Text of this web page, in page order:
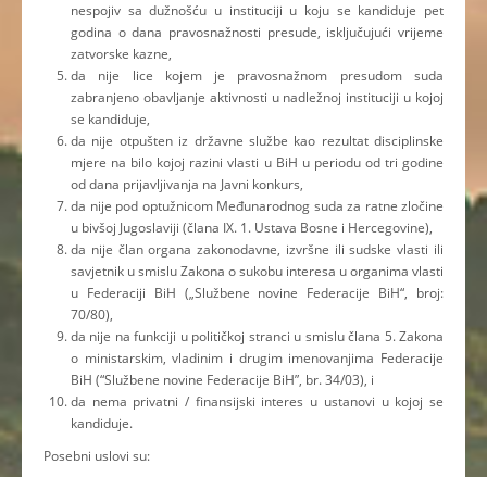
nespojiv sa dužnošću u instituciji u koju se kandiduje pet
godina o dana pravosnažnosti presude, isključujući vrijeme
zatvorske kazne,
da nije lice kojem je pravosnažnom presudom suda
zabranjeno obavljanje aktivnosti u nadležnoj instituciji u kojoj
se kandiduje,
da nije otpušten iz državne službe kao rezultat disciplinske
mjere na bilo kojoj razini vlasti u BiH u periodu od tri godine
od dana prijavljivanja na Javni konkurs,
da nije pod optužnicom Međunarodnog suda za ratne zločine
u bivšoj Jugoslaviji (člana IX. 1. Ustava Bosne i Hercegovine),
da nije član organa zakonodavne, izvršne ili sudske vlasti ili
savjetnik u smislu Zakona o sukobu interesa u organima vlasti
u Federaciji BiH („Službene novine Federacije BiH“, broj:
70/80),
da nije na funkciji u političkoj stranci u smislu člana 5. Zakona
o ministarskim, vladinim i drugim imenovanjima Federacije
BiH (“Službene novine Federacije BiH”, br. 34/03), i
da nema privatni / finansijski interes u ustanovi u kojoj se
kandiduje.
Posebni uslovi su: